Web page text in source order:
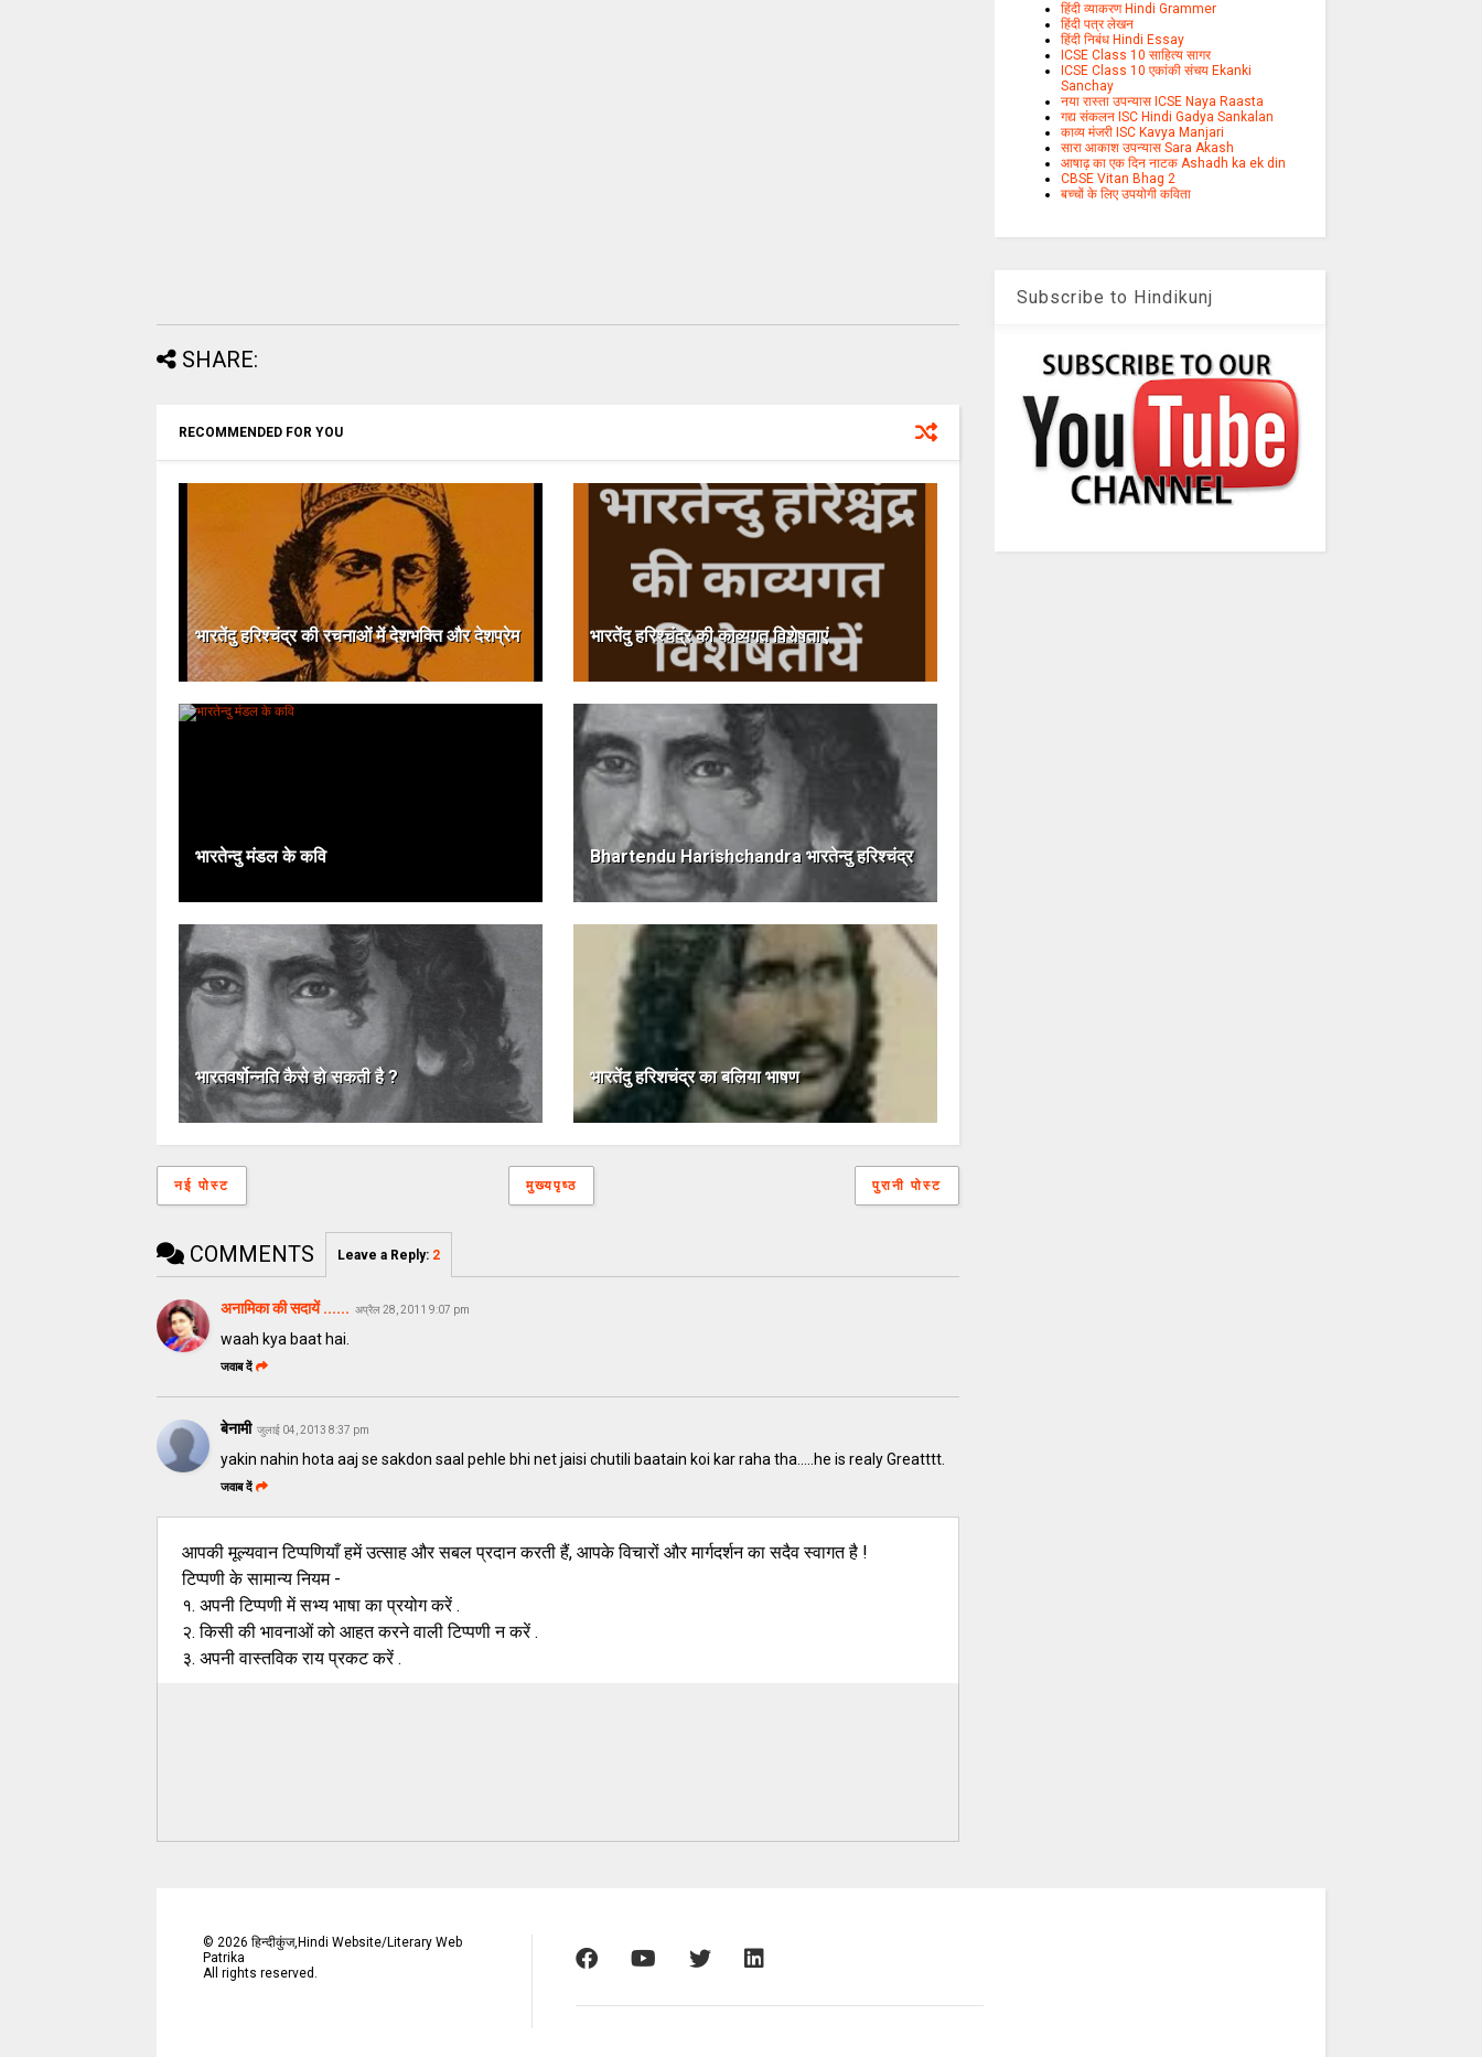
SHARE:
RECOMMENDED FOR YOU
भारतेंदु हरिश्चंद्र की रचनाओं में देशभक्ति और देशप्रेम भारतेंदु हरिश्चंद्र की काव्यगत विशेषताएं
भारतेन्दु मंडल के कवि Bhartendu Harishchandra भारतेन्दु हरिश्चंद्र
भारतवर्षोन्नति कैसे हो सकती है ? भारतेंदु हरिशचंद्र का बलिया भाषण
नई पोस्ट पुरानी पोस्ट
मुख्यपृष्ठ
COMMENTS Leave a Reply: 2
अनामिका की सदायें ...... अप्रैल 28, 2011 9:07 pm
waah kya baat hai.
जवाब दें
बेनामी जुलाई 04, 2013 8:37 pm
yakin nahin hota aaj se sakdon saal pehle bhi net jaisi chutili baatain koi kar raha tha.....he is realy Greatttt.
जवाब दें
आपकी मूल्यवान टिप्पणियाँ हमें उत्साह और सबल प्रदान करती हैं, आपके विचारों और मार्गदर्शन का सदैव स्वागत है !
टिप्पणी के सामान्य नियम -
१. अपनी टिप्पणी में सभ्य भाषा का प्रयोग करें .
२. किसी की भावनाओं को आहत करने वाली टिप्पणी न करें .
३. अपनी वास्तविक राय प्रकट करें .
हिंदी व्याकरण Hindi Grammer
हिंदी पत्र लेखन
हिंदी निबंध Hindi Essay
ICSE Class 10 साहित्य सागर
ICSE Class 10 एकांकी संचय Ekanki
Sanchay
नया रास्ता उपन्यास ICSE Naya Raasta
गद्य संकलन ISC Hindi Gadya Sankalan
काव्य मंजरी ISC Kavya Manjari
सारा आकाश उपन्यास Sara Akash
आषाढ़ का एक दिन नाटक Ashadh ka ek din
CBSE Vitan Bhag 2
बच्चों के लिए उपयोगी कविता
Subscribe to Hindikunj
©2026 हिन्दीकुंज,Hindi Website/Literary Web
Patrika
All rights reserved.